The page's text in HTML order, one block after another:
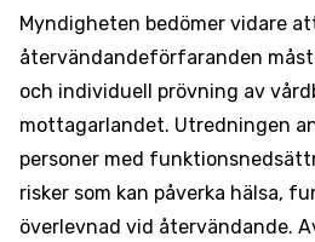
Myndigheten bedömer vidare
återvändandeförfaranden
och individuell prövning av
mottagarlandet. Utredningen
personer med
risker som kan påverka hälsa,
överlevnad vid återvändande.